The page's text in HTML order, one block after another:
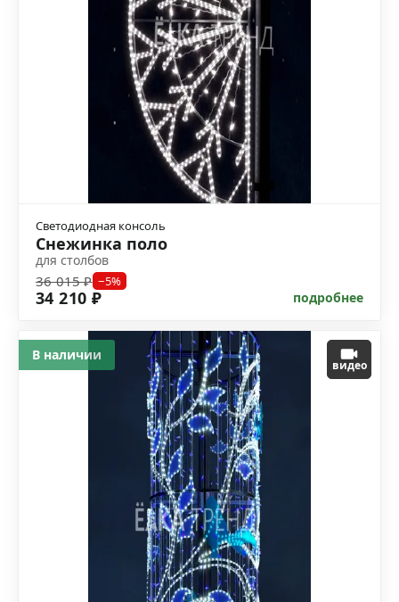
Светодиодная консоль
Снежинка поло
для столбов
36 015 ₽ −5%
34 210 ₽ подробнее
видео
В наличии